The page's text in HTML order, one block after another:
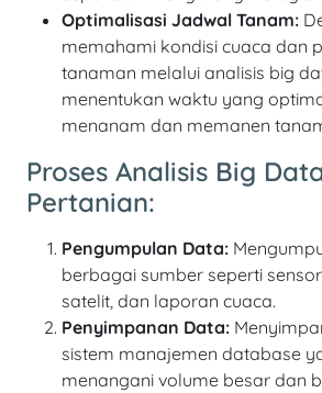
Optimalisasi Jadwal Tanam:
memahami kondisi cuaca dan
tanaman melalui analisis big
menentukan waktu yang
menanam dan memanen
Proses Analisis Big
Pertanian:
Pengumpulan Data:
berbagai sumber seperti
satelit, dan laporan cuaca.
Penyimpanan Data:
sistem manajemen database
menangani volume besar dan